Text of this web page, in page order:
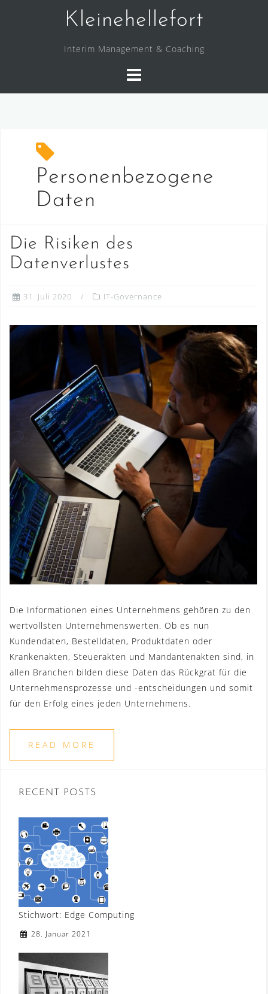
Kleinehellefort
Interim Management & Coaching
Personenbezogene
Daten
Die Risiken des
Datenverlustes
31. Juli 2020 IT-Governance
Die Informationen eines Unternehmens gehören zu den
wertvollsten Unternehmenswerten. Ob es nun
Kundendaten, Bestelldaten, Produktdaten oder
Krankenakten, Steuerakten und Mandantenakten sind, in
allen Branchen bilden diese Daten das Rückgrat für die
Unternehmensprozesse und -entscheidungen und somit
für den Erfolg eines jeden Unternehmens.
READ MORE
RECENT POSTS
Stichwort: Edge Computing
28. Januar 2021